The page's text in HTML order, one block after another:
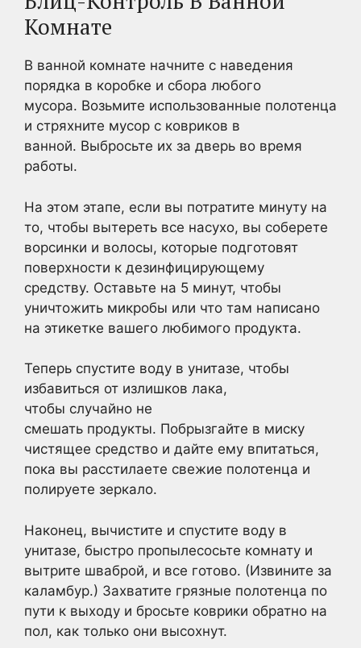
Комнате
В ванной комнате начните с наведения
порядка в коробке и сбора любого
мусора. Возьмите использованные полотенца
и стряхните мусор с ковриков в
ванной. Выбросьте их за дверь во время
работы.
На этом этапе, если вы потратите минуту на
то, чтобы вытереть все насухо, вы соберете
ворсинки и волосы, которые подготовят
поверхности к дезинфицирующему
средству. Оставьте на 5 минут, чтобы
уничтожить микробы или что там написано
на этикетке вашего любимого продукта.
Теперь спустите воду в унитазе, чтобы
избавиться от излишков лака,
чтобы случайно не
смешать продукты. Побрызгайте в миску
чистящее средство и дайте ему впитаться,
пока вы расстилаете свежие полотенца и
полируете зеркало.
Наконец, вычистите и спустите воду в
унитазе, быстро пропылесосьте комнату и
вытрите шваброй, и все готово. (Извините за
каламбур.) Захватите грязные полотенца по
пути к выходу и бросьте коврики обратно на
пол, как только они высохнут.